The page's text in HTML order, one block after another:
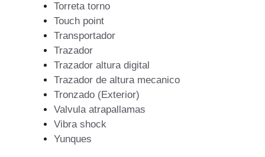
Torreta torno
Touch point
Transportador
Trazador
Trazador altura digital
Trazador de altura mecanico
Tronzado (Exterior)
Valvula atrapallamas
Vibra shock
Yunques